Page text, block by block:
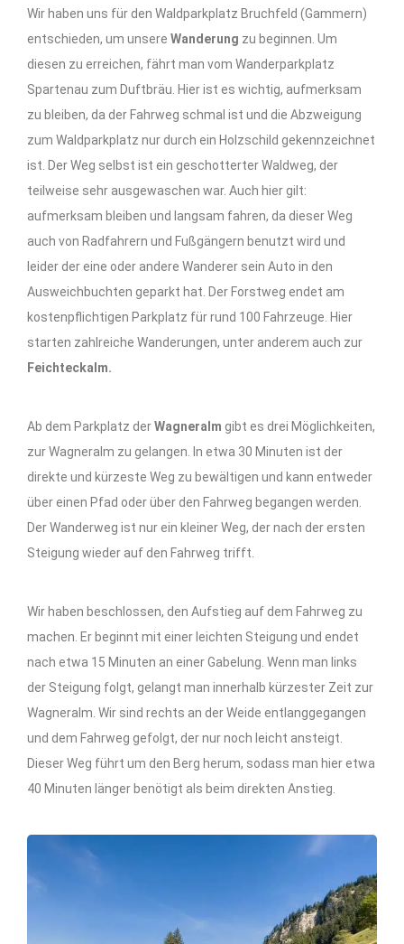
Wir haben uns für den Waldparkplatz Bruchfeld (Gammern)
entschieden, um unsere Wanderung zu beginnen. Um
diesen zu erreichen, fährt man vom Wanderparkplatz
Spartenau zum Duftbräu. Hier ist es wichtig, aufmerksam
zu bleiben, da der Fahrweg schmal ist und die Abzweigung
zum Waldparkplatz nur durch ein Holzschild gekennzeichnet
ist. Der Weg selbst ist ein geschotterter Waldweg, der
teilweise sehr ausgewaschen war. Auch hier gilt:
aufmerksam bleiben und langsam fahren, da dieser Weg
auch von Radfahrern und Fußgängern benutzt wird und
leider der eine oder andere Wanderer sein Auto in den
Ausweichbuchten geparkt hat. Der Forstweg endet am
kostenpflichtigen Parkplatz für rund 100 Fahrzeuge. Hier
starten zahlreiche Wanderungen, unter anderem auch zur
Feichteckalm.
Ab dem Parkplatz derWagneralm gibt es drei Möglichkeiten,
zur Wagneralm zu gelangen. In etwa 30 Minuten ist der
direkte und kürzeste Weg zu bewältigen und kann entweder
über einen Pfad oder über den Fahrweg begangen werden.
Der Wanderweg ist nur ein kleiner Weg, der nach der ersten
Steigung wieder auf den Fahrweg trifft.
Wir haben beschlossen, den Aufstieg auf dem Fahrweg zu
machen. Er beginnt mit einer leichten Steigung und endet
nach etwa 15 Minuten an einer Gabelung. Wenn man links
der Steigung folgt, gelangt man innerhalb kürzester Zeit zur
Wagneralm. Wir sind rechts an der Weide entlanggegangen
und dem Fahrweg gefolgt, der nur noch leicht ansteigt.
Dieser Weg führt um den Berg herum, sodass man hier etwa
40 Minuten länger benötigt als beim direkten Anstieg.